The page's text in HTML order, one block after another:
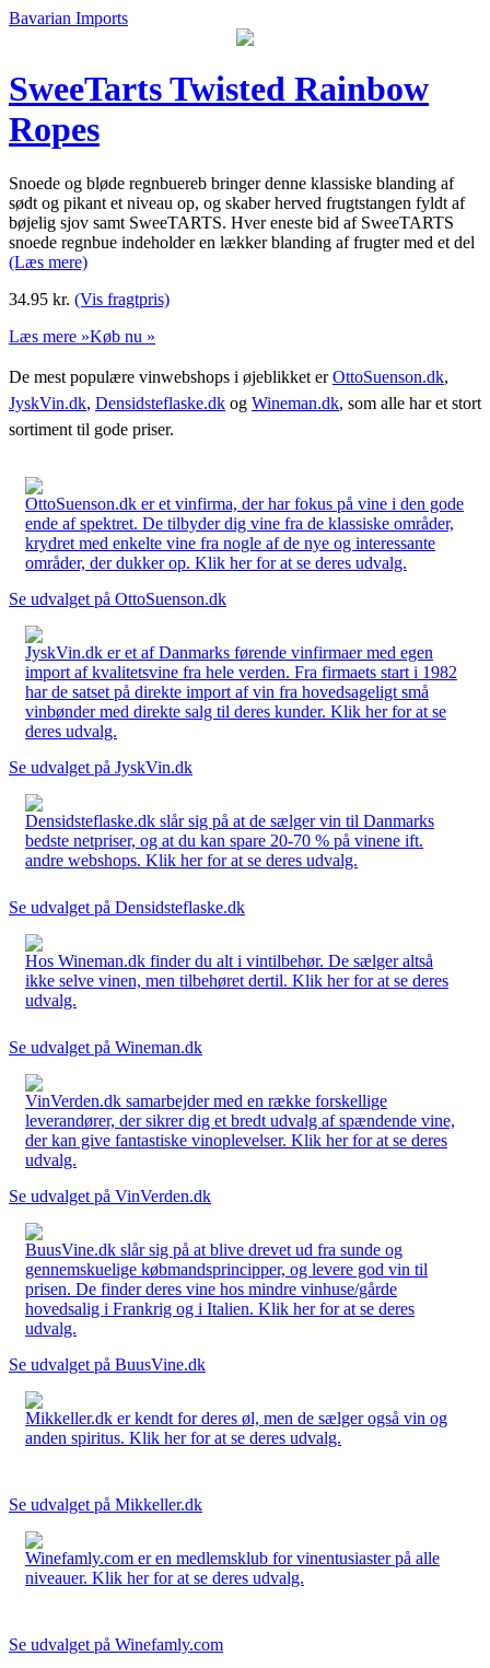
Bavarian Imports
SweeTarts Twisted Rainbow
Ropes
Snoede og bløde regnbuereb bringer denne klassiske blanding af
sødt og pikant et niveau op, og skaber herved frugtstangen fyldt af
bøjelig sjov samt SweeTARTS. Hver eneste bid af SweeTARTS
snoede regnbue indeholder en lækker blanding af frugter med et del
(Læs mere)
34.95 kr. (Vis fragtpris)
Læs mere »Køb nu »
De mest populære vinwebshops i øjeblikket erOttoSuenson.dk,
JyskVin.dk, Densidsteflaske.dk og Wineman.dk, som alle har et stort
sortiment til gode priser.
OttoSuenson.dk er et vinfirma, der har fokus på vine i den gode
ende af spektret. De tilbyder dig vine fra de klassiske områder,
krydret med enkelte vine fra nogle af de nye og interessante
områder, der dukker op. Klik her for at se deres udvalg.
Se udvalget på OttoSuenson.dk
JyskVin.dk er et af Danmarks førende vinfirmaer med egen
import af kvalitetsvine fra hele verden. Fra firmaets start i 1982
har de satset på direkte import af vin fra hovedsageligt små
vinbønder med direkte salg til deres kunder. Klik her for at se
deres udvalg.
Se udvalget på JyskVin.dk
Densidsteflaske.dk slår sig på at de sælger vin til Danmarks
bedste netpriser, og at du kan spare 20-70 % på vinene ift.
andre webshops. Klik her for at se deres udvalg.
Se udvalget på Densidsteflaske.dk
Hos Wineman.dk finder du alt i vintilbehør. De sælger altså
ikke selve vinen, men tilbehøret dertil. Klik her for at se deres
udvalg.
Se udvalget på Wineman.dk
VinVerden.dk samarbejder med en række forskellige
leverandører, der sikrer dig et bredt udvalg af spændende vine,
der kan give fantastiske vinoplevelser. Klik her for at se deres
udvalg.
Se udvalget på VinVerden.dk
BuusVine.dk slår sig på at blive drevet ud fra sunde og
gennemskuelige købmandsprincipper, og levere god vin til
prisen. De finder deres vine hos mindre vinhuse/gårde
hovedsalig i Frankrig og i Italien. Klik her for at se deres
udvalg.
Se udvalget på BuusVine.dk
Mikkeller.dk er kendt for deres øl, men de sælger også vin og
anden spiritus. Klik her for at se deres udvalg.
Se udvalget på Mikkeller.dk
Winefamly.com er en medlemsklub for vinentusiaster på alle
niveauer. Klik her for at se deres udvalg.
Se udvalget på Winefamly.com